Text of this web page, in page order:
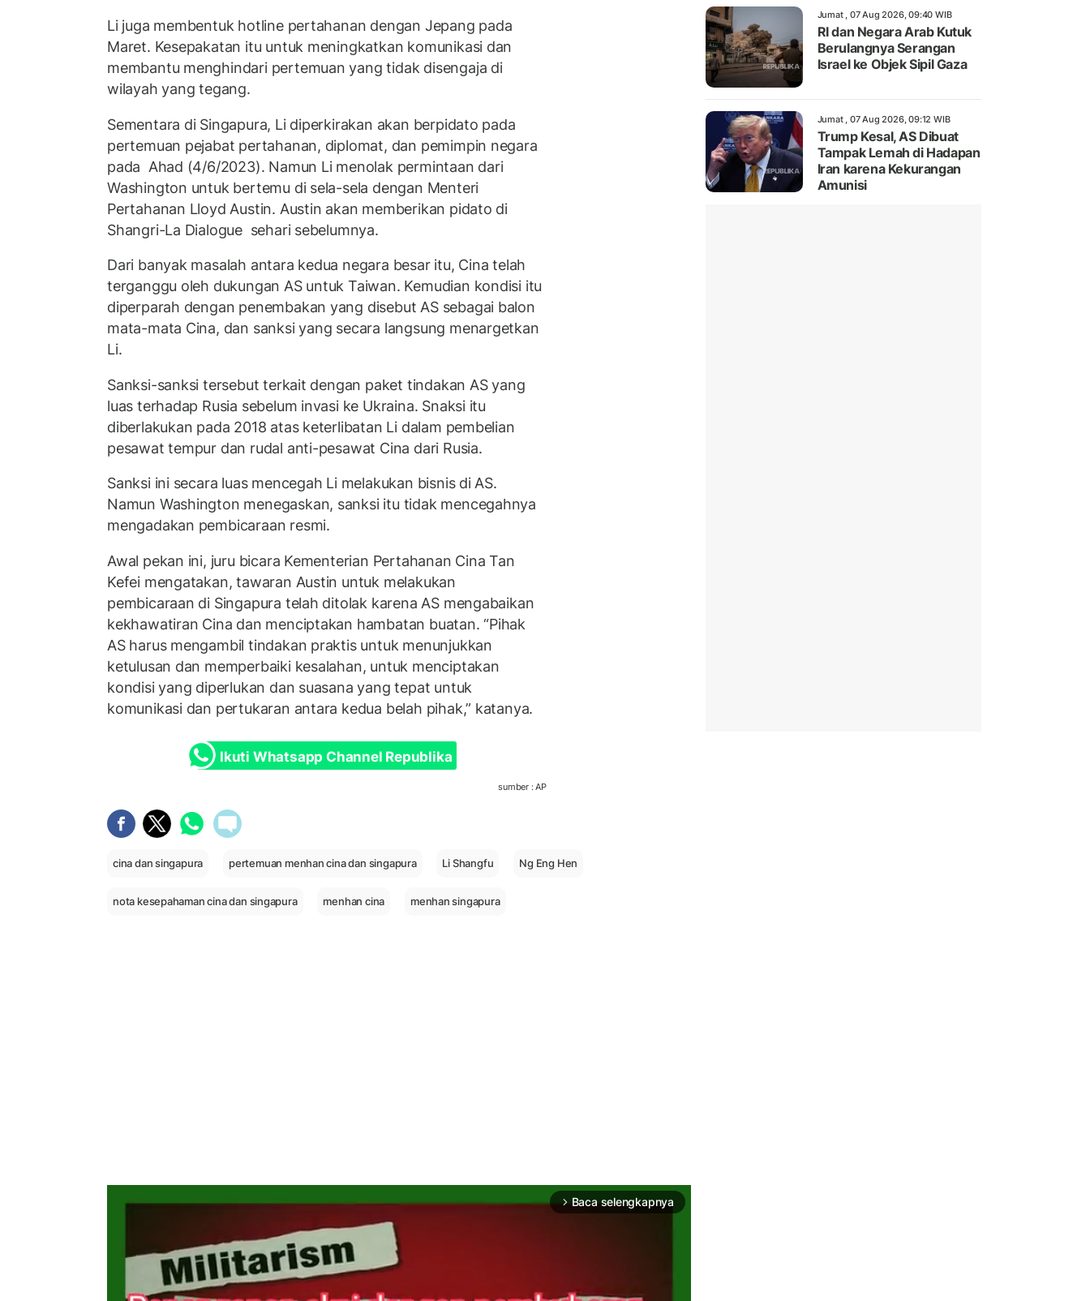
Li juga membentuk hotline pertahanan dengan Jepang pada
Maret. Kesepakatan itu untuk meningkatkan komunikasi dan
membantu menghindari pertemuan yang tidak disengaja di
wilayah yang tegang.
Sementara di Singapura, Li diperkirakan akan berpidato pada
pertemuan pejabat pertahanan, diplomat, dan pemimpin negara
pada Ahad (4/6/2023). Namun Li menolak permintaan dari
Washington untuk bertemu di sela-sela dengan Menteri
Pertahanan Lloyd Austin. Austin akan memberikan pidato di
Shangri-La Dialogue sehari sebelumnya.
Dari banyak masalah antara kedua negara besar itu, Cina telah
terganggu oleh dukungan AS untuk Taiwan. Kemudian kondisi itu
diperparah dengan penembakan yang disebut AS sebagai balon
mata-mata Cina, dan sanksi yang secara langsung menargetkan
Li.
Sanksi-sanksi tersebut terkait dengan paket tindakan AS yang
luas terhadap Rusia sebelum invasi ke Ukraina. Snaksi itu
diberlakukan pada 2018 atas keterlibatan Li dalam pembelian
pesawat tempur dan rudal anti-pesawat Cina dari Rusia.
Sanksi ini secara luas mencegah Li melakukan bisnis di AS.
Namun Washington menegaskan, sanksi itu tidak mencegahnya
mengadakan pembicaraan resmi.
Awal pekan ini, juru bicara Kementerian Pertahanan Cina Tan
Kefei mengatakan, tawaran Austin untuk melakukan
pembicaraan di Singapura telah ditolak karena AS mengabaikan
kekhawatiran Cina dan menciptakan hambatan buatan. “Pihak
AS harus mengambil tindakan praktis untuk menunjukkan
ketulusan dan memperbaiki kesalahan, untuk menciptakan
kondisi yang diperlukan dan suasana yang tepat untuk
komunikasi dan pertukaran antara kedua belah pihak,” katanya.
Ikuti Whatsapp Channel Republika
sumber : AP
cina dan singapura pertemuan menhan cina dan singapura Li Shangfu Ng Eng Hen
nota kesepahaman cina dan singapura menhan cina menhan singapura
arrow_forward_ios Baca selengkapnya
Jumat , 07 Aug 2026, 09:40 WIB
RI dan Negara Arab Kutuk
Berulangnya Serangan
Israel ke Objek Sipil Gaza
Jumat , 07 Aug 2026, 09:12 WIB
Trump Kesal, AS Dibuat
Tampak Lemah di Hadapan
Iran karena Kekurangan
Amunisi